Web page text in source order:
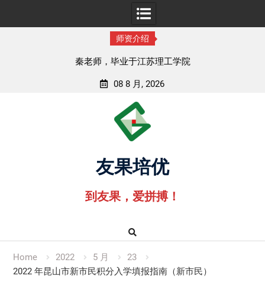
师资介绍
秦老师，毕业于江苏理工学院
08 8 月, 2026
友果培优
到友果，爱拼搏！
Home 2022 5 月
23
2022 年昆山市新市民积分入学填报指南（新市民）